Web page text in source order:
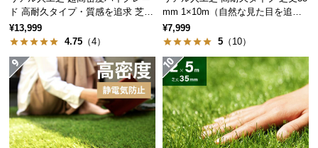
企
業
情
報
ド 高耐久タイプ・質感を追求 芝丈
35mm 1×10m
¥13,999
4.75 （4）
mm 1×10m（自然な見た目を追
求・U字ピン付属）
¥7,999
5 （10）